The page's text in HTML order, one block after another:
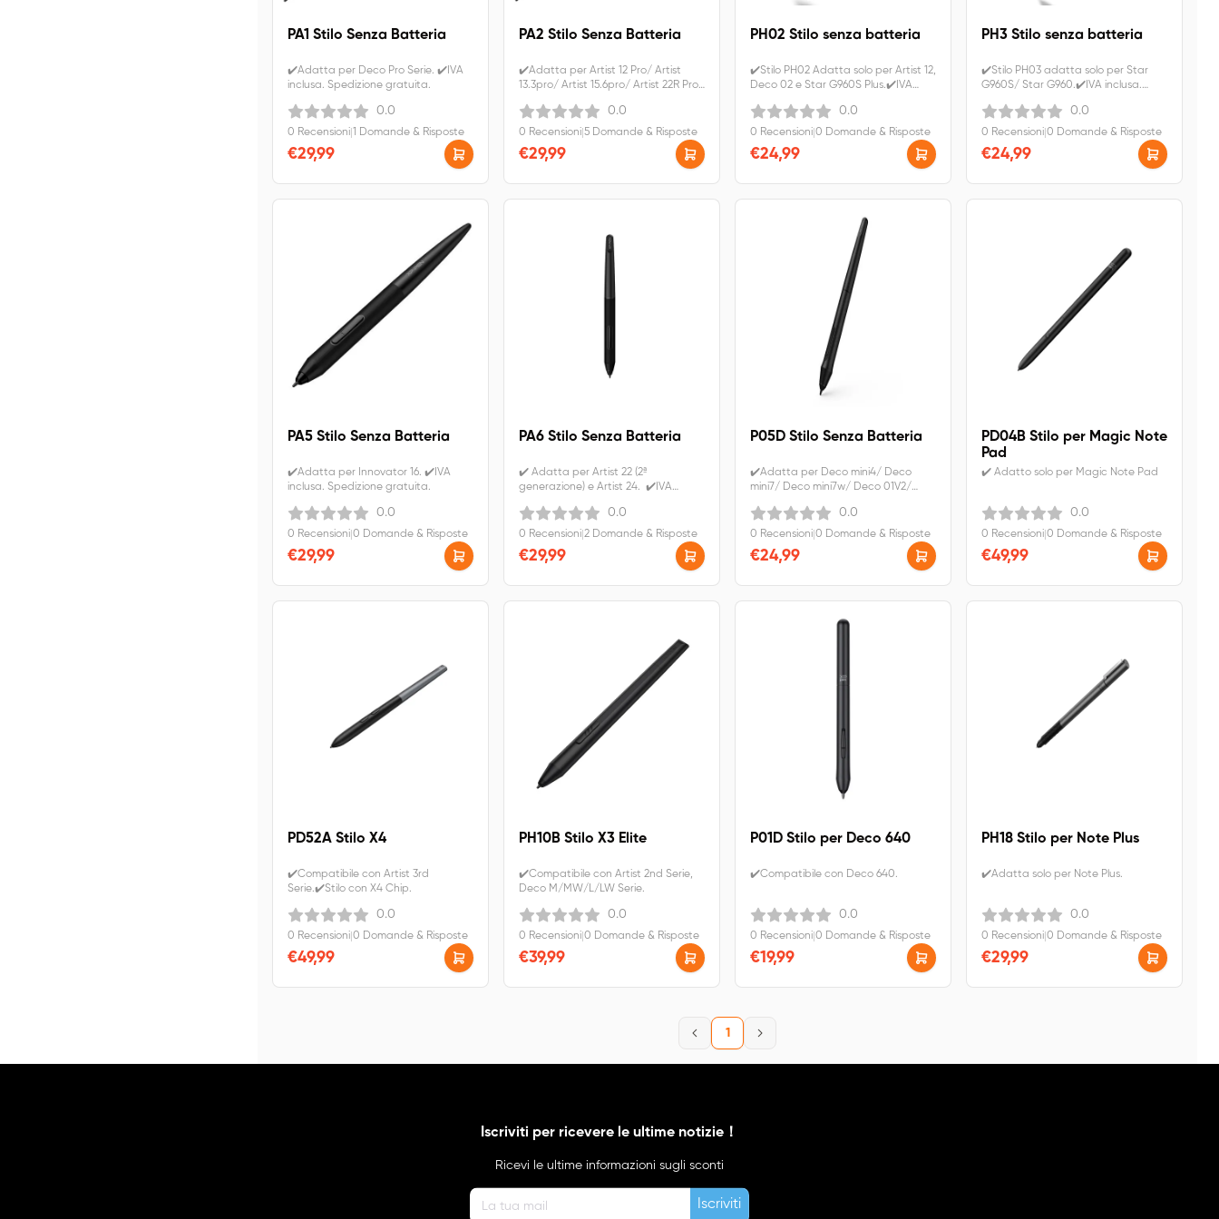
PA1 Stilo Senza Batteria
✔️Adatta per Deco Pro Serie. ✔️IVA
inclusa. Spedizione gratuita.
0.0
0 Recensioni 1 Domande & Risposte
€29,99
PA2 Stilo Senza Batteria
✔️Adatta per Artist 12 Pro/ Artist
13.3pro/ Artist 15.6pro/ Artist 22R Pro/
Spedizione gratuita.
0.0
0 Recensioni 5 Domande & Risposte
€29,99
PH02 Stilo senza batteria
✔️Stilo PH02 Adatta solo per Artist 12,
Deco 02 e Star G960S Plus.✔️IVA
0.0
0 Recensioni 0 Domande & Risposte
€24,99
PH3 Stilo senza batteria
✔️Stilo PH03 adatta solo per Star
G960S/ Star G960.✔️IVA inclusa.
0.0
0 Recensioni 0 Domande & Risposte
€24,99
PA5 Stilo Senza Batteria
✔️Adatta per Innovator 16. ✔️IVA
inclusa. Spedizione gratuita.
0.0
0 Recensioni 0 Domande & Risposte
€29,99
PA6 Stilo Senza Batteria
✔️ Adatta per Artist 22 (2ª
generazione) e Artist 24. ✔️IVA
0.0
0 Recensioni 2 Domande & Risposte
€29,99
P05D Stilo Senza Batteria
✔️Adatta per Deco mini4/ Deco
mini7/ Deco mini7w/ Deco 01V2/
Spedizione gratuita.
0.0
0 Recensioni 0 Domande & Risposte
€24,99
PD04B Stilo per Magic Note
Pad
✔️ Adatto solo per Magic Note Pad
0.0
0 Recensioni 0 Domande & Risposte
€49,99
PD52A Stilo X4
✔️Compatibile con Artist 3rd
Serie.✔️Stilo con X4 Chip.
0.0
0 Recensioni 0 Domande & Risposte
€49,99
PH10B Stilo X3 Elite
✔️Compatibile con Artist 2nd Serie,
Deco M/MW/L/LW Serie.
0.0
0 Recensioni 0 Domande & Risposte
€39,99
P01D Stilo per Deco 640
✔️Compatibile con Deco 640.
0.0
0 Recensioni 0 Domande & Risposte
€19,99
PH18 Stilo per Note Plus
✔️Adatta solo per Note Plus.
0.0
0 Recensioni 0 Domande & Risposte
€29,99
1
Iscriviti per ricevere le ultime notizie！
Ricevi le ultime informazioni sugli sconti
Iscriviti